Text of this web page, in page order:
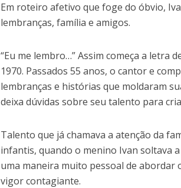
Em roteiro afetivo que foge do óbvio,
lembranças, família e amigos.
“Eu me lembro…” Assim começa a letra
1970. Passados 55 anos, o cantor e
lembranças e histórias que moldaram
deixa dúvidas sobre seu talento para
Talento que já chamava a atenção da
infantis, quando o menino Ivan soltava
uma maneira muito pessoal de
vigor contagiante.